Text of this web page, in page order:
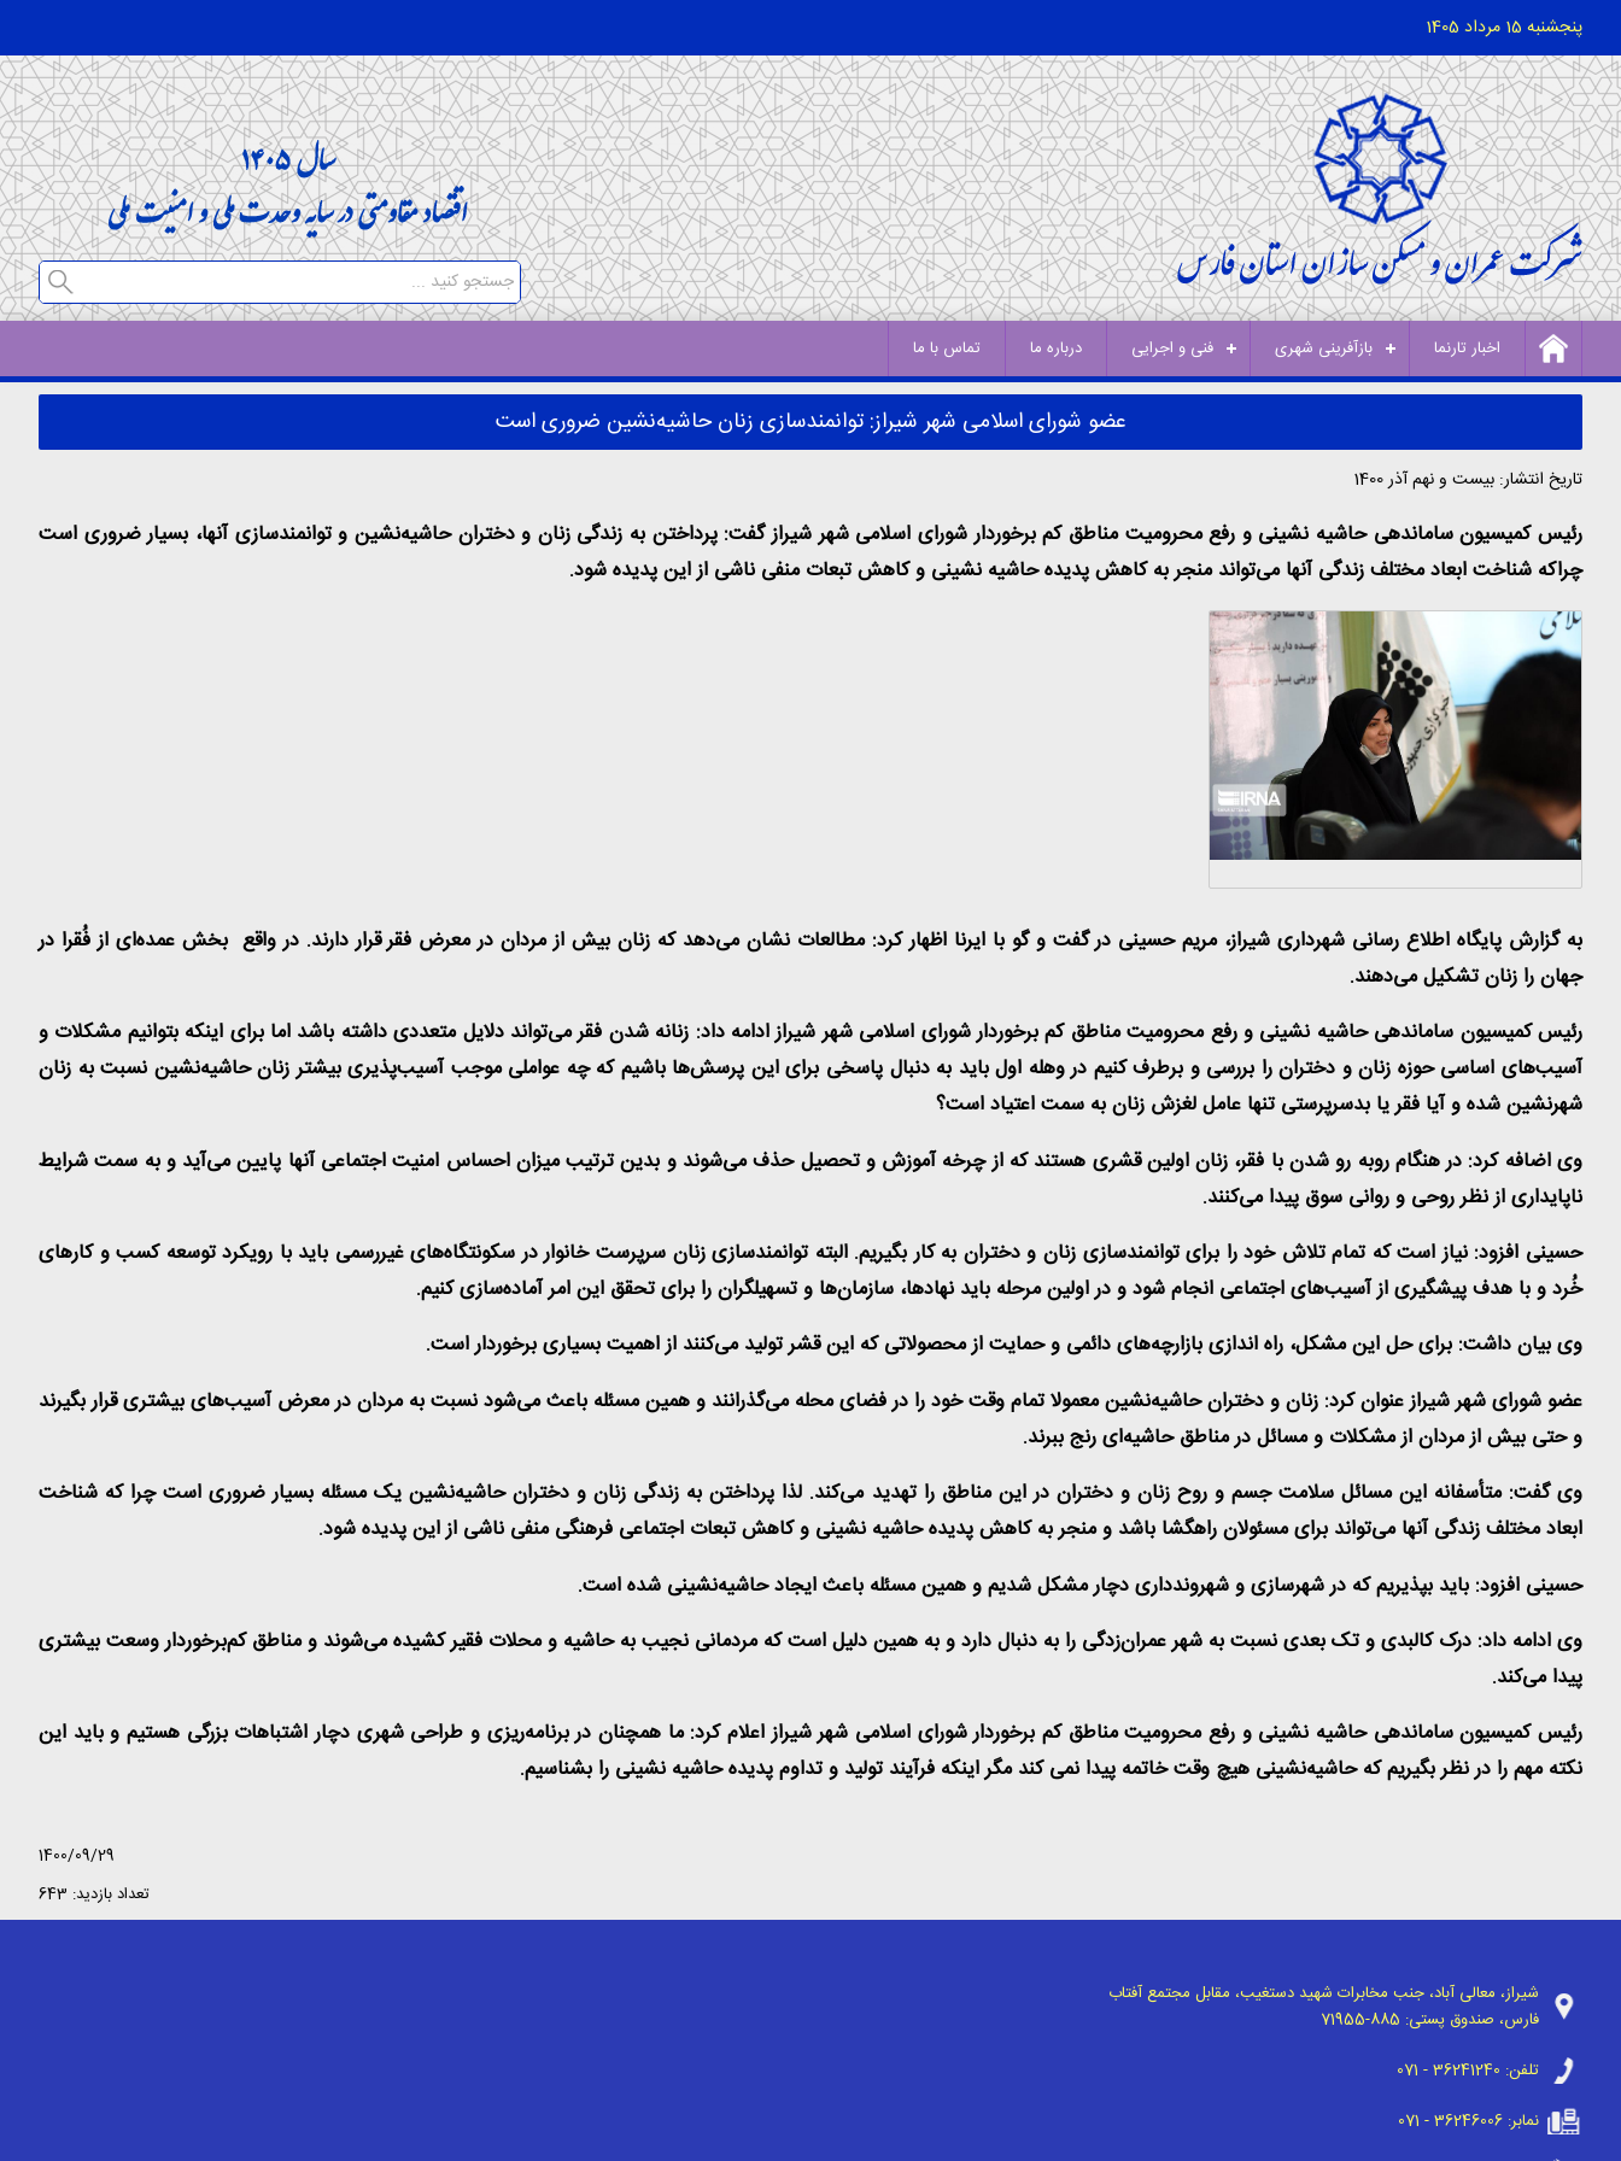
پنجشنبه 15 مرداد 1405
اخبار تارنما بازآفرینی شهری فنی و اجرایی درباره ما تماس با ما
عضو شورای اسلامی شهر شیراز: توانمندسازی زنان حاشیه‌نشین ضروری است
تاریخ انتشار: بیست و نهم آذر 1400
رئیس کمیسیون ساماندهی حاشیه نشینی و رفع محرومیت مناطق کم برخوردار شورای اسلامی شهر شیراز گفت: پرداختن به زندگی زنان و دختران حاشیه‌نشین و توانمندسازی آنها،‌ بسیار ضروری است
چراکه شناخت ابعاد مختلف زندگی آنها می‌تواند منجر به کاهش پدیده حاشیه نشینی و کاهش تبعات منفی ناشی از این پدیده شود.
به گزارش پایگاه اطلاع رسانی شهرداری شیراز، مریم حسینی در گفت و گو با ایرنا اظهار کرد: مطالعات نشان می‌دهد که زنان بیش از مردان در معرض فقر قرار دارند. در واقع بخش عمده‌ای از فُقرا در
جهان را زنان تشکیل می‌دهند.
رئیس کمیسیون ساماندهی حاشیه نشینی و رفع محرومیت مناطق کم برخوردار شورای اسلامی شهر شیراز ادامه داد: زنانه شدن فقر می‌تواند دلایل متعددی داشته باشد اما برای اینکه بتوانیم مشکلات و
آسیب‌های اساسی حوزه زنان و دختران را بررسی و برطرف کنیم در وهله اول باید به دنبال پاسخی برای این پرسش‌ها باشیم که چه عواملی موجب آسیب‌پذیری بیشتر زنان حاشیه‌نشین نسبت به زنان
شهرنشین شده و آیا فقر یا بدسرپرستی تنها عامل لغزش زنان به سمت اعتیاد است؟
وی اضافه کرد: در هنگام روبه رو شدن با فقر، زنان اولین قشری هستند که از چرخه آموزش و تحصیل حذف می‌شوند و بدین ترتیب میزان احساس امنیت اجتماعی آنها پایین می‌آید و به سمت شرایط
ناپایداری از نظر روحی و روانی سوق پیدا می‌کنند.
حسینی افزود: نیاز است که تمام تلاش خود را برای توانمندسازی زنان و دختران به کار بگیریم. البته توانمندسازی زنان سرپرست خانوار در سکونتگاه‌های غیررسمی باید با رویکرد توسعه کسب و کارهای
خُرد و با هدف پیشگیری از آسیب‌های اجتماعی انجام شود و در اولین مرحله باید نهادها، سازمان‌ها و تسهیلگران را برای تحقق این امر آماده‌سازی کنیم.
وی بیان داشت: برای حل این مشکل، راه اندازی بازارچه‌های دائمی و حمایت از محصولاتی که این قشر تولید می‌کنند از اهمیت بسیاری برخوردار است.
عضو شورای شهر شیراز عنوان کرد: زنان و دختران حاشیه‌نشین معمولا تمام وقت خود را در فضای محله می‌گذرانند و همین مسئله باعث می‌شود نسبت به مردان در معرض آسیب‌های بیشتری قرار بگیرند
و حتی بیش از مردان از مشکلات و مسائل در مناطق حاشیه‌ای رنج ببرند.
وی گفت: متأسفانه این مسائل سلامت جسم و روح زنان و دختران در این مناطق را تهدید می‌کند. لذا پرداختن به زندگی زنان و دختران حاشیه‌نشین یک مسئله بسیار ضروری است چرا که شناخت
ابعاد مختلف زندگی آنها می‌تواند برای مسئولان راهگشا باشد و منجر به کاهش پدیده حاشیه نشینی و کاهش تبعات اجتماعی فرهنگی منفی ناشی از این پدیده شود.
حسینی افزود: باید بپذیریم که در شهرسازی و شهروندداری دچار مشکل شدیم و همین مسئله باعث ایجاد حاشیه‌نشینی شده است.
وی ادامه داد: درک کالبدی و تک بعدی نسبت به شهر عمران‌زدگی را به دنبال دارد و به همین دلیل است که مردمانی نجیب به حاشیه و محلات فقیر کشیده می‌شوند و مناطق کم‌برخوردار وسعت بیشتری
پیدا می‌کند.
رئیس کمیسیون ساماندهی حاشیه نشینی و رفع محرومیت مناطق کم برخوردار شورای اسلامی شهر شیراز اعلام کرد: ما همچنان در برنامه‌ریزی و طراحی شهری دچار اشتباهات بزرگی هستیم و باید این
نکته مهم را در نظر بگیریم که‌ حاشیه‌نشینی هیچ وقت خاتمه پیدا نمی کند مگر اینکه فرآیند تولید و تداوم پدیده حاشیه نشینی را بشناسیم.
1400/09/29
تعداد بازدید: 643
شیراز، معالی آباد، جنب مخابرات شهید دستغیب، مقابل مجتمع آفتاب
فارس، صندوق پستی: 71955-885
تلفن: 071 - 36241240
نمابر: 071 - 36246006